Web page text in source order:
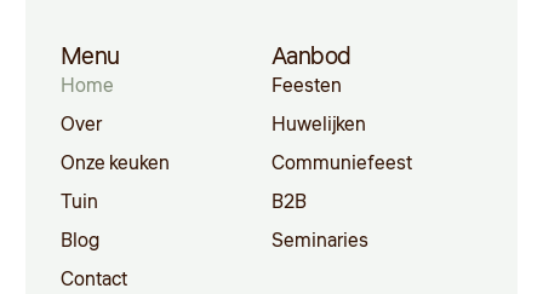
Menu
Home
Over
Onze keuken
Tuin
Blog
Contact
Aanbod
Feesten
Huwelijken
Communiefeest
B2B
Seminaries